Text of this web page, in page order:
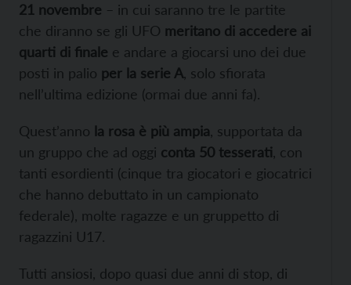
21 novembre – in cui saranno tre le partite
che diranno se gli UFO meritano di accedere ai
quarti di finale e andare a giocarsi uno dei due
posti in palio per la serie A , solo sfiorata
nell’ultima edizione (ormai due anni fa).
Quest’anno la rosa è più ampia , supportata da
un gruppo che ad oggi conta 50 tesserati , con
tanti esordienti (cinque tra giocatori e giocatrici
che hanno debuttato in un campionato
federale), molte ragazze e un gruppetto di
ragazzini U17.
Tutti ansiosi, dopo quasi due anni di stop, di